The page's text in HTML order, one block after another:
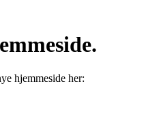
hjemmeside her: